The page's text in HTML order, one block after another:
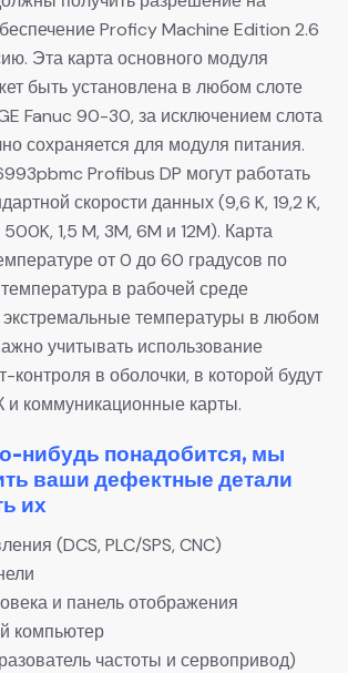
Proficy Machine Edition 2.6
Эта карта основного модуля
быть установлена в любом слоте
Fanuc 90-30, за исключением слота
сохраняется для модуля питания.
Profibus DP могут работать
скорости данных (9,6 K, 19,2 K,
1,5 M, 3M, 6M и 12M). Карта
от 0 до 60 градусов по
в рабочей среде
температуры в любом
учитывать использование
контроля в оболочки, в которой будут
коммуникационные карты.
нибудь понадобится, мы
ваши дефектные детали
их
(DCS, PLC/SPS, CNC)
и панель отображения
компьютер
частоты и сервопривод)